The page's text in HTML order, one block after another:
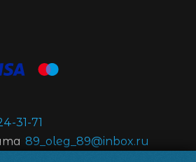
31-71
89_oleg_89@inbox.ru